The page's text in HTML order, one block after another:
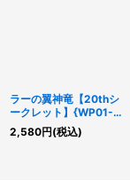
ラーの翼神竜【20thシ
ークレット】{WP01-
JP001}《モンスター》
2,580円(税込)